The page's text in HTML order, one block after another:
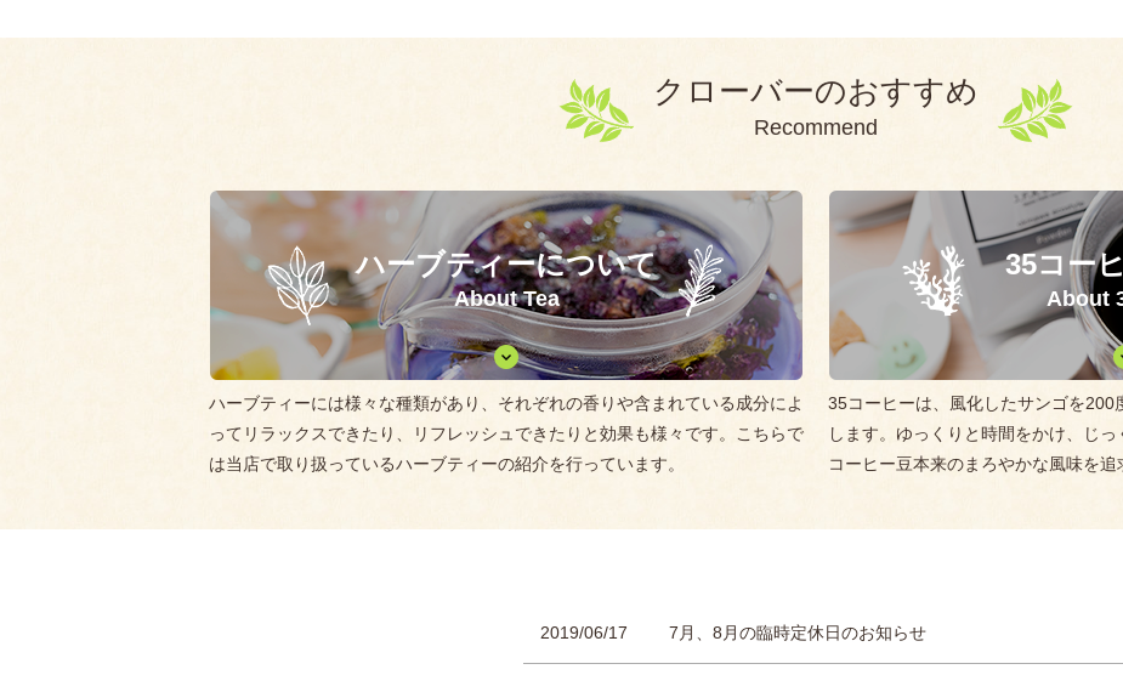
クローバーのおすすめ
Recommend
ハーブティーについて
About Tea
ハーブティーには様々な種類があり、それぞれの香りや含まれている成分によ
ってリラックスできたり、リフレッシュできたりと効果も様々です。こちらで
は当店で取り扱っているハーブティーの紹介を行っています。
35コー
About
35コーヒーは、風化したサンゴを
します。ゆっくりと時間をかけ、じ
コーヒー豆本来のまろやかな風味を追
2019/06/17 7月、8月の臨時定休日のお知らせ